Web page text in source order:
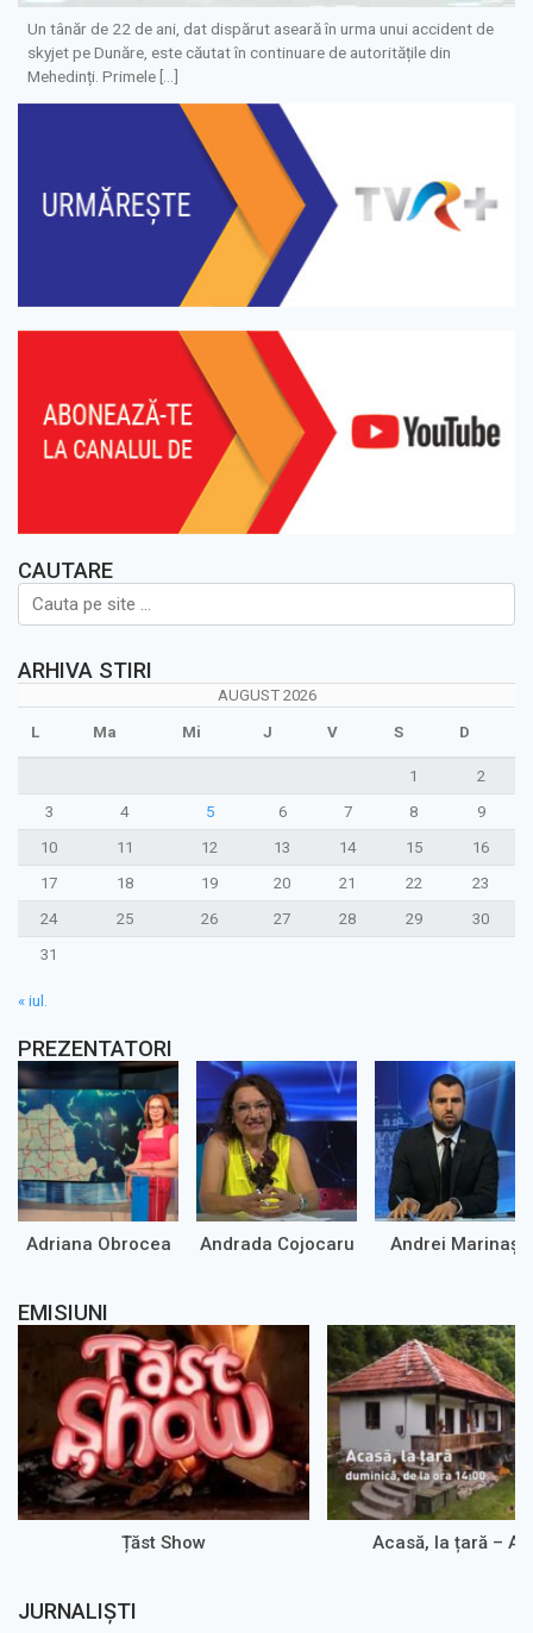
Un tânăr de 22 de ani, dat dispărut aseară în urma unui accident de
skyjet pe Dunăre, este căutat în continuare de autoritățile din
Mehedinți. Primele […]
CAUTARE
ARHIVA STIRI
AUGUST 2026
L Ma Mi J V S D
1
2
3
4 5 6 7 8
9
10
11 12 13 14 15
16
17
18 19 20 21 22
23
24
25 26 27 28 29
30
31
« iul.
PREZENTATORI
Adriana Obrocea Andrada Cojocaru Andrei Marinaș
EMISIUNI
Țăst Show Acasă, la țară –
JURNALIȘTI